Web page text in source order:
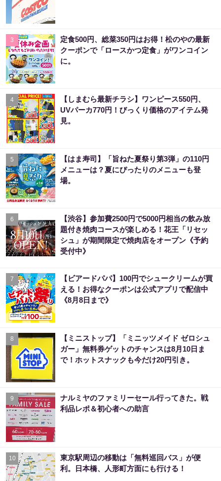
3
定食500円、総菜350円はお得！松のやの最新
クーポンで「ロースかつ定食」がワンコイン
に。
4
【しまむら最新チラシ】ワンピース550円、
UVパーカ770円！びっくり価格のアイテム発
見。
5
【はま寿司】「旨ねた夏祭り第3弾」の110円
メニューは？夏にぴったりのメニューも登
場。
6
【渋谷】参加費2500円で5000円相当の飲み放
題付き焼肉コースが楽しめる！花王「リセッ
シュ」が期間限定で焼肉店をオープン《予約
受付中》
7
【ビアードパパ】100円でシュークリームが買
える！お得なクーポンは公式アプリで配信中
《8月8日まで》
8
【ミニストップ】「ミニッツメイド ゼロシュ
ガー」無料券ゲットのチャンスは8月10日ま
で！ホットスナックも今だけ20円引き。
9
ナルミヤのファミリーセール行ってきた。戦
利品レポ＆初心者への助言
10
東京駅周辺の移動は「無料巡回バス」が便
利。日本橋、人形町方面にも行ける！